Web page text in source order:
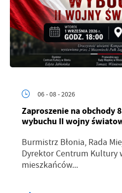
06 - 08 - 2026
Zaproszenie na obchody
wybuchu II wojny
Burmistrz Błonia, Rada
Dyrektor Centrum Kultury
mieszkańców...